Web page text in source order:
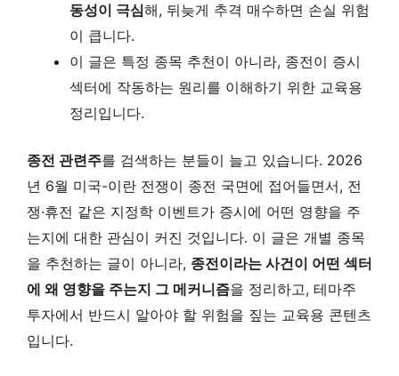
동성이 극심해, 뒤늦게 추격 매수하면 손실 위험
이 큽니다.
이 글은 특정 종목 추천이 아니라, 종전이 증시
섹터에 작동하는 원리를 이해하기 위한 교육용
정리입니다.
종전 관련주를 검색하는 분들이 늘고 있습니다. 2026
년 6월 미국-이란 전쟁이 종전 국면에 접어들면서, 전
쟁·휴전 같은 지정학 이벤트가 증시에 어떤 영향을 주
는지에 대한 관심이 커진 것입니다. 이 글은 개별 종목
을 추천하는 글이 아니라, 종전이라는 사건이 어떤 섹터
에 왜 영향을 주는지 그 메커니즘을 정리하고, 테마주
투자에서 반드시 알아야 할 위험을 짚는 교육용 콘텐츠
입니다.